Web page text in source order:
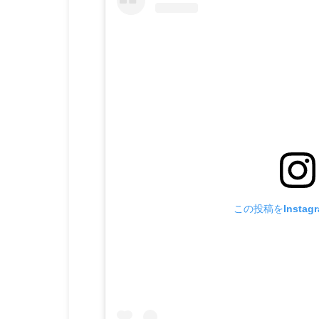
この投稿を